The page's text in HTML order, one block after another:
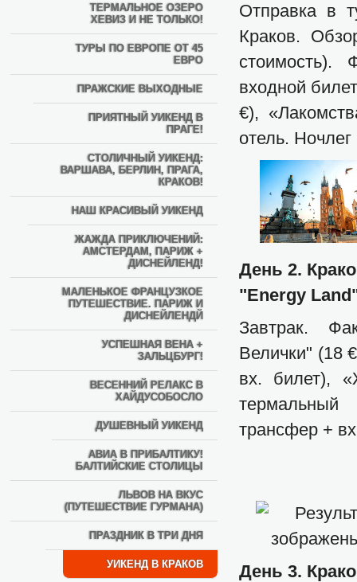
ТЕРМАЛЬНОЕ ОЗЕРО
ХЕВИЗ И НЕ ТОЛЬКО!
ТУРЫ ПО ЕВРОПЕ ОТ 45
ЕВРО
ПРАЖСКИЕ ВЫХОДНЫЕ
ПРИЯТНЫЙ УИКЕНД В
ПРАГЕ!
СТОЛИЧНЫЙ УИКЕНД:
ВАРШАВА, БЕРЛИН, ПРАГА,
КРАКОВ!
НАШ КРАСИВЫЙ УИКЕНД
ЖАЖДА ПРИКЛЮЧЕНИЙ:
АМСТЕРДАМ, ПАРИЖ +
ДИСНЕЙЛЕНД!
МАЛЕНЬКОЕ ФРАНЦУЗКОЕ
ПУТЕШЕСТВИЕ. ПАРИЖ И
ДИСНЕЙЛЕНДЙ
УСПЕШНАЯ ВЕНА +
ЗАЛЬЦБУРГ!
ВЕСЕННИЙ РЕЛАКС В
ХАЙДУСОБОСЛО
ДУШЕВНЫЙ УИКЕНД
АВИА В ПРИБАЛТИКУ!
БАЛТИЙСКИЕ СТОЛИЦЫ
ЛЬВОВ НА ВКУС
(ПУТЕШЕСТВИЕ ГУРМАНА)
ПРАЗДНИК В ТРИ ДНЯ
УИКЕНД В КРАКОВ
Отправка в
Краков.
стоимость).
входной
€),
отель.
День 2.
"Energy
Завтрак.
Велички" (18
вх. билет),
термальный
трансфер +
День 3.